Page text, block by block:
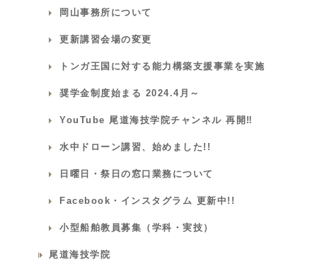
岡山事務所について
更新講習会場の変更
トンガ王国に対する能力構築支援事業を実施
奨学金制度始まる 2024.4月～
YouTube 尾道海技学院チャンネル 再開‼
水中ドローン講習、始めました!!
日曜日・祭日の窓口業務について
Facebook・インスタグラム 更新中!!
小型船舶教員募集（学科・実技）
尾道海技学院